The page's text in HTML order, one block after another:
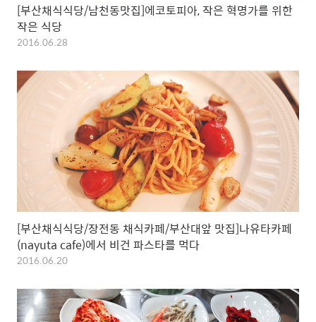
[부산채식식당/남천동맛집]에코토피아, 작은 혁명가를 위한
작은 식당
2016.06.28
[부산채식식당/장전동 채식카페/부산대앞 맛집]나유타카페
(nayuta cafe)에서 비건 파스타를 먹다
2016.06.20